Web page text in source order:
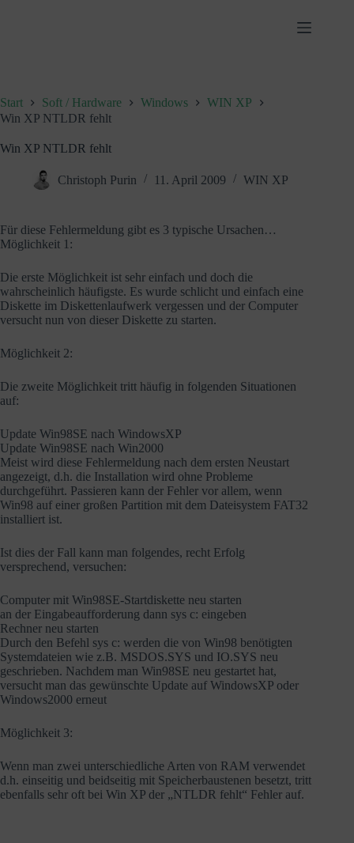
Start Soft / Hardware Windows
WIN XP
Win XP NTLDR fehlt
Win XP NTLDR fehlt
Christoph Purin 11. April 2009 WIN XP
Für diese Fehlermeldung gibt es 3 typische Ursachen…
Möglichkeit 1:
Die erste Möglichkeit ist sehr einfach und doch die
wahrscheinlich häufigste. Es wurde schlicht und einfach eine
Diskette im Diskettenlaufwerk vergessen und der Computer
versucht nun von dieser Diskette zu starten.
Möglichkeit 2:
Die zweite Möglichkeit tritt häufig in folgenden Situationen
auf:
Update Win98SE nach WindowsXP
Update Win98SE nach Win2000
Meist wird diese Fehlermeldung nach dem ersten Neustart
angezeigt, d.h. die Installation wird ohne Probleme
durchgeführt. Passieren kann der Fehler vor allem, wenn
Win98 auf einer großen Partition mit dem Dateisystem FAT32
installiert ist.
Ist dies der Fall kann man folgendes, recht Erfolg
versprechend, versuchen:
Computer mit Win98SE-Startdiskette neu starten
an der Eingabeaufforderung dann sys c: eingeben
Rechner neu starten
Durch den Befehl sys c: werden die von Win98 benötigten
Systemdateien wie z.B. MSDOS.SYS und IO.SYS neu
geschrieben. Nachdem man Win98SE neu gestartet hat,
versucht man das gewünschte Update auf WindowsXP oder
Windows2000 erneut
Möglichkeit 3:
Wenn man zwei unterschiedliche Arten von RAM verwendet
d.h. einseitig und beidseitig mit Speicherbaustenen besetzt, tritt
ebenfalls sehr oft bei Win XP der „NTLDR fehlt“ Fehler auf.